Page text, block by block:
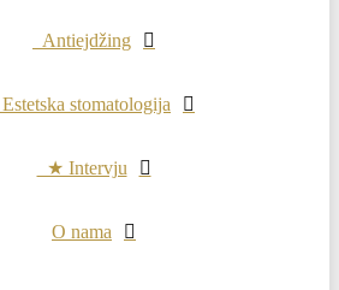
Antiejdžing
Estetska stomatologija
★ Intervju
O nama